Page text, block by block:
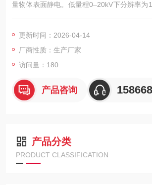
量物体表面静电。低量程0–20kV下分辨率为
电压；高量程20–200kV下分辨率为100V
示功能。
更新时间：2026-04-14
厂商性质：生产厂家
访问量：180
产品咨询
产品分类
PRODUCT CLASSIFICATION